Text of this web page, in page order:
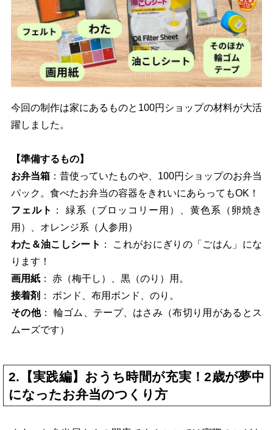
今回の制作は家にあるものと100円ショップの材料が大活
躍しました。
【準備するもの】
お弁当箱 ：昔使っていたものや、100円ショップのお弁当
パック。食べたお弁当の容器をきれいにあらってもOK！
フェルト
： 緑系（ブロッコリー用）、黄色系（卵焼き
用）、オレンジ系（人参用）
わた＆油こしシート ： これがおにぎりの「ごはん」にな
ります！
画用紙： 赤（梅干し）、黒（のり）用。
接着剤 ： ボンド、布用ボンド、のり。
その他： 輪ゴム、テープ、はさみ（布切り用があるとス
ムーズです）
2.【実践編】おうち時間が充実！2歳が夢中
になったお弁当のつくり方